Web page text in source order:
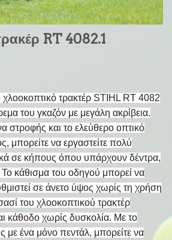
RT 4082.1
χλοοκοπτικό τρακτέρ STIHL RT 4082
του γκαζόν με μεγάλη ακρίβεια.
στροφής και το ελεύθερο οπτικό
μπορείτε να εργαστείτε πολύ
σε κήπους όπου υπάρχουν δέντρα,
Το κάθισμα του οδηγού μπορεί να
σε άνετο ύψος χωρίς τη χρήση
του χλοοκοπτικού τρακτέρ
κάθοδο χωρίς δυσκολία. Με το
με ένα μόνο πεντάλ, μπορείτε να